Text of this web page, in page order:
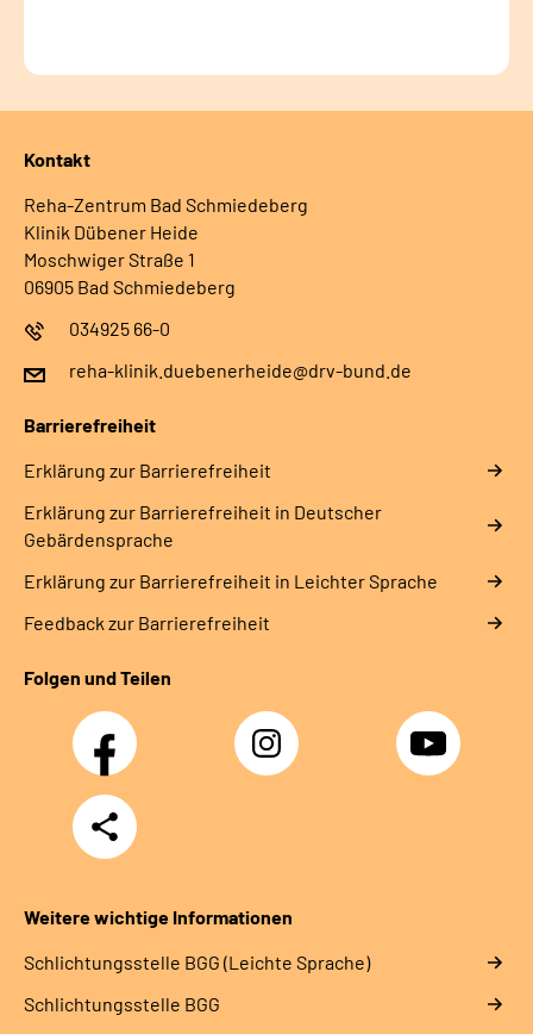
Kontakt
Reha-Zentrum Bad Schmiedeberg
Klinik Dübener Heide
Moschwiger Straße 1
06905 Bad Schmiedeberg
034925 66-0
reha-klinik.duebenerheide@drv-bund.de
Barrierefreiheit
Erklärung zur Barrierefreiheit
Erklärung zur Barrierefreiheit in Deutscher
Gebärdensprache
Erklärung zur Barrierefreiheit in Leichter Sprache
Feedback zur Barrierefreiheit
Folgen und Teilen
Facebook Instagram YouTube
Teilen
Weitere wichtige Informationen
Schlich­tungs­stel­le BGG (Leichte Sprache)
Schlich­tungs­stel­le BGG